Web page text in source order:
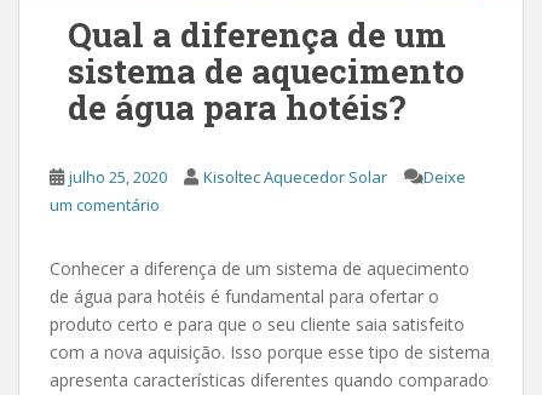
Qual a diferença de um
sistema de aquecimento
de água para hotéis?
julho 25, 2020 Kisoltec Aquecedor Solar
Deixe
um comentário
Conhecer a diferença de um sistema de aquecimento
de água para hotéis é fundamental para ofertar o
produto certo e para que o seu cliente saia satisfeito
com a nova aquisição. Isso porque esse tipo de sistema
apresenta características diferentes quando comparado